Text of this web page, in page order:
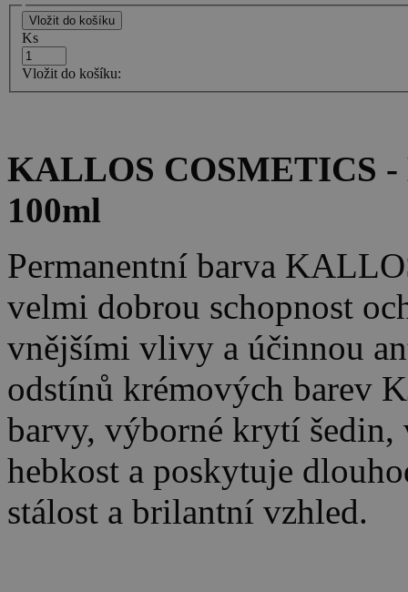
Ks
Vložit do košíku:
KALLOS COSMETICS
100ml
Permanentní barva
velmi dobrou schopnost
vnějšími vlivy a účinnou
odstínů krémových barev
barvy, výborné krytí šedin,
hebkost a poskytuje
stálost a brilantní vzhled.